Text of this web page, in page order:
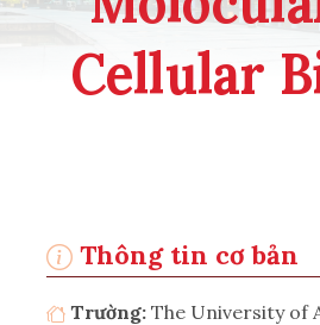
Cellular
Thông tin cơ bản
Trường: The University of